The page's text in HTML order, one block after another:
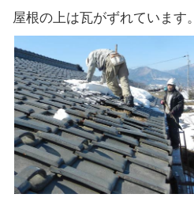
屋根の上は瓦がずれています。